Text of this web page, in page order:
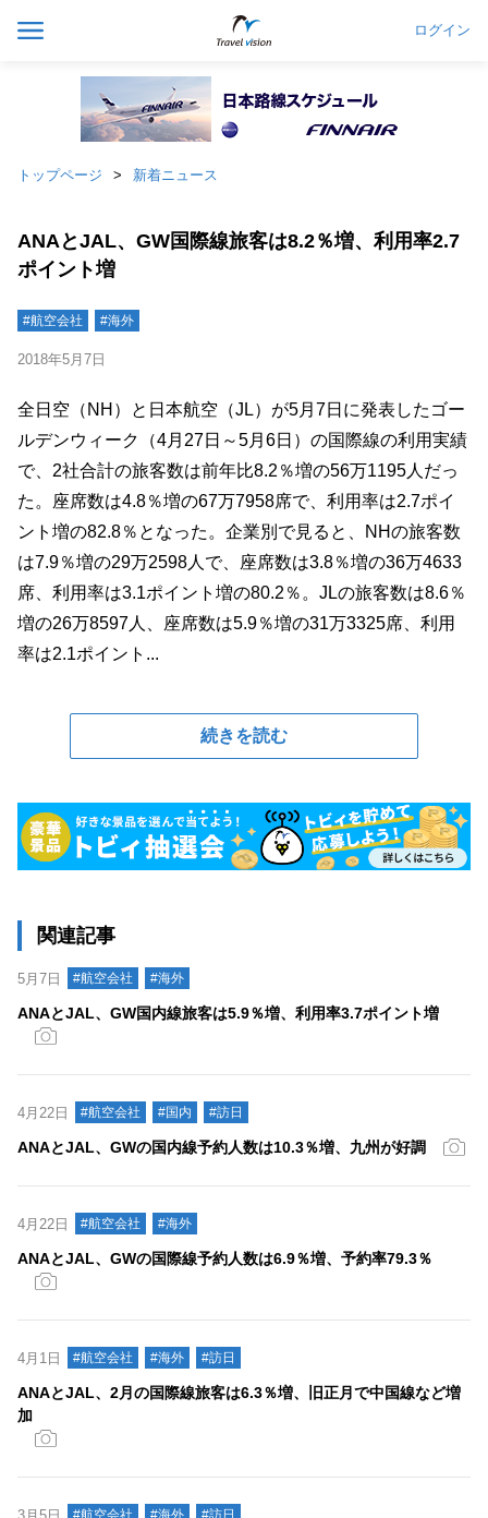
ログイン
トップページ 新着ニュース
ANAとJAL、GW国際線旅客は8.2％増、利用率2.7
ポイント増
#航空会社 #海外
2018年5月7日
全日空（NH）と日本航空（JL）が5月7日に発表したゴー
ルデンウィーク（4月27日～5月6日）の国際線の利用実績
で、2社合計の旅客数は前年比8.2％増の56万1195人だっ
た。座席数は4.8％増の67万7958席で、利用率は2.7ポイ
ント増の82.8％となった。企業別で見ると、NHの旅客数
は7.9％増の29万2598人で、座席数は3.8％増の36万4633
席、利用率は3.1ポイント増の80.2％。JLの旅客数は8.6％
増の26万8597人、座席数は5.9％増の31万3325席、利用
率は2.1ポイント...
続きを読む
関連記事
5月7日 #航空会社 #海外
ANAとJAL、GW国内線旅客は5.9％増、利用率3.7ポイント増
4月22日 #航空会社 #国内 #訪日
ANAとJAL、GWの国内線予約人数は10.3％増、九州が好調
4月22日 #航空会社 #海外
ANAとJAL、GWの国際線予約人数は6.9％増、予約率79.3％
4月1日 #航空会社 #海外 #訪日
ANAとJAL、2月の国際線旅客は6.3％増、旧正月で中国線など増
加
#航空会社 #海外 #訪日